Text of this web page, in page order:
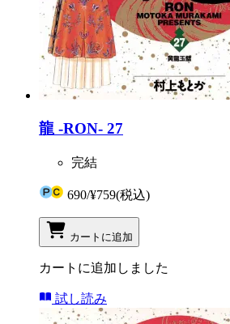
龍 -RON- 27
完結
690/¥759(税込)
カートに追加
カートに追加しました
試し読み